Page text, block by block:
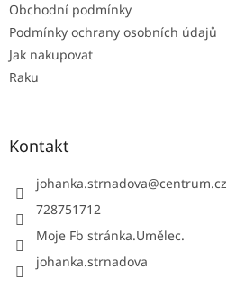
Obchodní podmínky
Podmínky ochrany osobních údajů
Jak nakupovat
Raku
Kontakt
johanka.strnadova@centrum.cz
728751712
Moje Fb stránka.Umělec.
johanka.strnadova